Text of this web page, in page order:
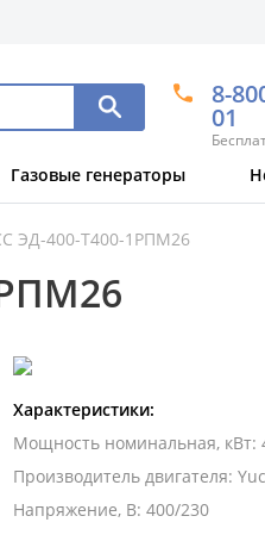
8-
01
Газовые генераторы
ЭД-400-Т400-1РПМ26
Характеристики:
Мощность номинальная, кВт:
Производитель двигателя:
Напряжение, В: 400/230